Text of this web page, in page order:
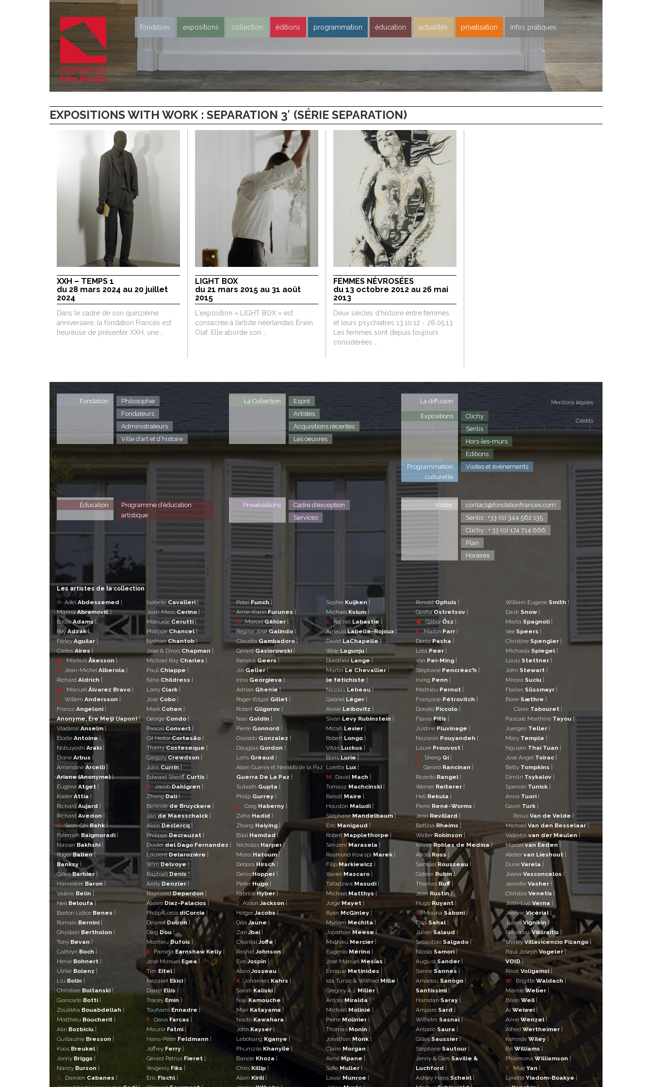
fondation expositions collection éditions programmation éducation actualités privatisation infos pratiques
EXPOSITIONS WITH WORK : SEPARATION 3′ (SÉRIE SEPARATION)
XXH – TEMPS 1
du 28 mars 2024 au 20 juillet
2024
Dans le cadre de son quinzième
anniversaire, la fondation Francès est
heureuse de présenter XXH, une …
LIGHT BOX
du 21 mars 2015 au 31 août
2015
L'exposition « LIGHT BOX » est
consacrée à l’artiste néerlandais Erwin
Olaf. Elle aborde son …
FEMMES NÉVROSÉES
du 13 octobre 2012 au 26 mai
2013
Deux siècles d’histoire entre femmes
et leurs psychiatres 13.10.12 - 26.05.13
Les femmes sont depuis toujours
considérées …
Mentions légales
Crédits
Fondation
Philosophie
Fondateurs
Administrateurs
Ville d’art et d’histoire
La Collection
Esprit
Artistes
Acquisitions récentes
Les oeuvres
La diffusion
Expositions
Clichy
Senlis
Hors-les-murs
Editions
Programmation
culturelle
Visites et évènements
Éducation
Programme d’éducation
artistique
Privatisations
Cadre d’exception
Services
Visiter
contact@fondationfrances.com
Senlis : +33 (0) 344 562 135
Clichy : + 33 (0) 174 714 666
Plan
Horaires
Les artistes de la collection
A Adel Abdessemed |
MarinaAbramović|
EddieAdams |
RoyAdzak|
FarleyAguilar |
Carlos Aires |
�
Markus Åkesson |
A
Jean-Michel Alberola |
Richard Aldrich |
�
Manuel Álvarez Bravo |
A Willem Andersson |
Franco Angeloni |
Anonyme, Ère Meiji (Japon)|
Vladimir Anselm |
Elodie Antoine|
Nobuyoshi Araki |
Diane Arbus |
Amandine Arcelli |
Ariane (Anonyme)|
Eugène Atget |
Kader Attia |
Richard Aujard |
Richard Avedon |
B Seon-GhiBahk|
Fatemeh Baigmoradi |
Nasser Bakhshi |
RogerBallen|
Banksy |
GillesBarbier |
Hannelore Baron |
Valérie Belin|
Neïl Beloufa|
Barton Lidice Benes |
Romain Bernini |
Ghyslain Bertholon |
Tony Bevan |
Cathryn Boch |
Hervé Bohnert |
Ulrike Bolenz |
Liu Bolin |
Christian Boltanski |
Giancarlo Botti |
Zoulikha Bouabdellah |
Matthieu Boucherit |
Alin Bozbiciu |
Guillaume Bresson |
Koos Breukel |
Jonny Briggs |
Nancy Burson |
C
Damien Cabanes |
Isabelle Cavalleri |
Jean-Marc Cerino |
Manuele Cerutti |
Philippe Chancel |
NathanChantob|
Jake & Dinos Chapman |
Michael Ray Charles |
Paul Chiappe |
Nina Childress |
Larry Clark |
José Cobo |
Mark Cohen |
George Condo |
PascalConvert |
Gil HeitorCortesão |
ThierryCosteseque |
GregoryCrewdson |
JohnCurrin|
Edward SheriffCurtis |
D JacobDahlgren |
ZhangDali|
Berlindede Bruyckere |
Jande Maesschalck |
AlainDeclercq|
PhilippeDecrauzat |
Duvierdel Dago Fernandez |
LaurentDelarozière |
WimDelvoye|
RaphaëlDenis|
Andy Denzler |
RaymondDepardon |
Álvaro Diaz-Palacios |
Philip-LorcadiCorcia |
Desiree Dolron |
Oleg Dou |
MathieuDufois |
E
Pamela Earnshaw Kelly |
José Manuel Egea |
Tim Eitel |
Nezaket Ekici |
Darrel Ellis |
Tracey Emin |
Touhami Ennadre |
F Oana Farcas |
Mounir Fatmi |
Hans-Peter Feldmann |
Joffrey Ferry |
Gérard Petrus Fieret |
Yevgeniy Fiks |
Eric Fischl |
PeterFunch|
Anne-KarinFurunes |
G MarcelGähler |
Regina JoséGalindo |
Claudia Gambadoro|
Gérard Gasiorowski |
KendellGeers |
Jiri Geller|
Irina Georgieva|
Adrian Ghenie|
Roger-Edgar Gillet |
Robert Gligorov |
Nan Goldin |
Pierre Gonnord |
Osvaldo Gonzalez |
Douglas Gordon |
Loris Gréaud |
Alain Guerra et Neraldo de la Paz
Guerra De La Paz |
Subodh Gupta |
Philip Gurrey |
H
Greg Haberny |
Zaha Hadid |
Zhang Haiying |
Bilal Hamdad|
Nicholas Harper|
Mona Hatoum|
Debora Hirsch |
Denis Hopper |
Pieter Hugo |
Fabrice Hyber|
J Alison Jackson|
Holger Jacobs|
OdaJaune |
Zan Jbai|
Chantal Joffe |
RashidJohnson|
EvaJospin |
AlainJosseau |
K
Johannes Kahrs |
Sarah Kaliski |
Naji Kamouche |
Mari Katayama |
Naoto Kawahara |
John Kayser |
Lebohang Kganye |
Phumzile Khanyile |
Banele Khoza |
Chris Killip |
Alain Kirili |
Sophie Kuijken |
Michael Kvium|
L Rachel Labastie |
ArnaudLabelle-Rojoux |
DavidLaChapelle|
Wole Lagunju |
DorotheaLange|
MartinLe Chevallier|
le fétichiste |
NicolasLebeau|
Gabriel Léger |
Annie Leibovitz |
Sivan Levy Rubinstein |
Micah Lexier |
Robert Longo |
Vitas Luckus |
BorisLurie|
Loretta Lux |
M
David Mach |
Tomasz Machcinski |
Benoît Maire |
Houston Maludi |
StéphaneMandelbaum|
Eric Manigaud |
RobertMapplethorpe |
Senzeni Marasela |
Raymond Kowspi Marek |
Filip Markiewicz |
Xavier Mascaro |
Tafadzwa Masudi |
MichaelMatthys|
Jorge Mayet |
Ryan McGinley |
Myriam Mechita |
JonathanMeese|
Mathieu Mercier |
Eugenio Mérino |
José Manuel Mesías |
Enrique Metinides |
Ida Tursic & WilfriedMille |
Gregory A.J. Miller|
AntoniMiralda |
Michaël Molinié |
Pierre Molinier |
Thomas Monin |
Jonathan Monk|
Claire Morgan |
Aimé Mpane |
Sofie Muller |
Lavar Munroe |
RonaldOphuis |
GoshaOstretsov |
� Gábor Ősz |
P Martin Parr |
DenizPasha |
Leta Peer |
Yan Pei-Ming |
Stéphane Pencréac'h |
Irving Penn |
Mathieu Pernot |
Françoise Pétrovitch |
Donato Piccolo |
Flavia Pitis |
Justine Pluvinage |
Nazanin Pouyandeh |
Laure Prouvost |
Q
Sheng Qi |
R Gérard Rancinan |
Ricardo Rangel |
Werner Reiterer |
Heli Rekula |
Pierre René-Worms |
Jean Revillard |
Bettina Rheims |
Walter Robinson|
Xavier Robles de Medina |
Alicia Ross |
Samuel Rousseau |
Gideon Rubin|
ThomasRuff|
Jean Rustin|
Hugo Ruyant |
S Mouna Saboni |
Elsa Sahal |
JulienSalaud |
Sebastiao Salgado |
Nicola Samorì |
AugustSander |
Sanne Sannes |
Amadou Sanogo |
Santissimi |
Hamdan Saray |
Amparo Sard |
Wilhelm Sasnal |
Antonio Saura |
Gilles Saussier|
Stéphane Sautour |
Jenny & Glen Saville &
Luchford |
Ashley Hans Scheirl |
William Eugene Smith |
Dash Snow |
Marta Spagnoli |
Vee Speers |
Christine Spengler |
Michaela Spiegel |
Louis Stettner |
John Stewart |
Mircea Suciu |
Florian Süssmayr |
Borre Sæthre |
T
Claire Tabouret |
Pascale Marthine Tayou |
Juergen Teller |
Mary Temple |
Nguyen Thai Tuan |
José Angel Toirac |
Betty Tompkins |
Dimitri Tsykalov |
Spencer Tunick |
Anna Tuori |
Gavin Turk |
V
Rinus Van de Velde |
Michael Van den Besselaar|
Valentin van der Meulen|
Marcelvan Eeden|
Atelier van Lieshout |
Dune Varela |
Joana Vasconcelos |
Jennifer Vasher |
Christos Venetis |
Jean-Luc Verna |
JeanneVicérial |
JulienVignikin |
RimaldasVikšraitis |
ShirleyVillavicencio Pizango |
Paul Joseph Vogeler |
VOID|
Rinat Voligamsi |
W
Brigitte Waldach|
Marnie Weber |
Brian Weil |
Ai Weiwei |
Anne Wenzel|
Alfred Wertheimer |
Kehinde Wiley |
Bri Williams |
Philemona Williamson |
Y
Mao Yan |
Lynette Yiadom-Boakye |